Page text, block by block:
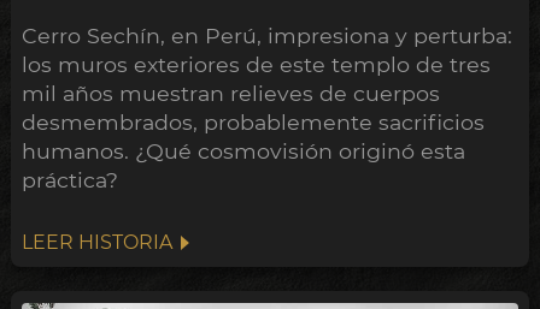
Cerro Sechín, en Perú, impresiona y perturba:
los muros exteriores de este templo de tres
mil años muestran relieves de cuerpos
desmembrados, probablemente sacrificios
humanos. ¿Qué cosmovisión originó esta
práctica?
LEER HISTORIA